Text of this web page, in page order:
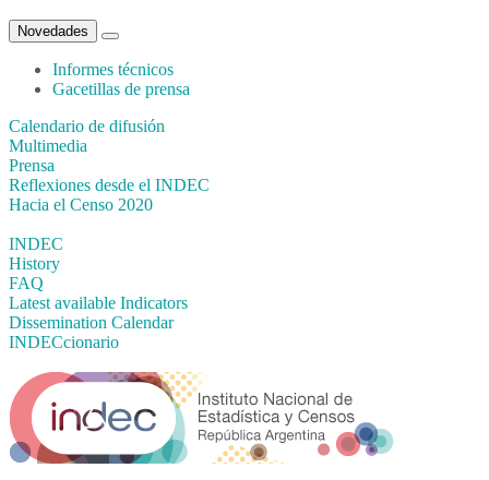
Novedades
Informes técnicos
Gacetillas de prensa
Calendario de difusión
Multimedia
Prensa
Reflexiones desde el INDEC
Hacia el Censo 2020
INDEC
History
FAQ
Latest available Indicators
Dissemination Calendar
INDECcionario